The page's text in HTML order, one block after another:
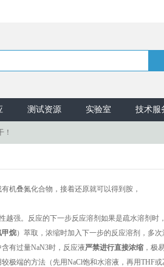
测试资源 实验室 技术服
！
机叠氮化合物，接着还原就可以得到胺，
强。反应的下一步反应溶剂如果是疏水溶剂时
甲烷）萃取，浓缩时加入下一步的反应溶剂，多
有过量NaN3时，反应液严禁进行直接浓缩 ，极
极端的方法（先用NaCl饱和水溶液，再用THF